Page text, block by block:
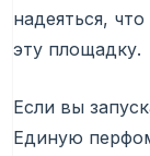
надеяться,
эту площадку.
Если вы
Единую